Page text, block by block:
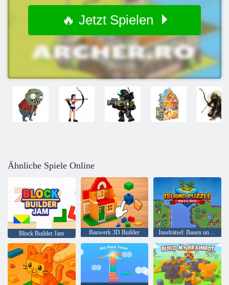
🔥 Jetzt Spielen
Ähnliche Spiele Online
Block Builder Jam Bauwerk 3D Builder Inselrätsel: Bauen und lösen